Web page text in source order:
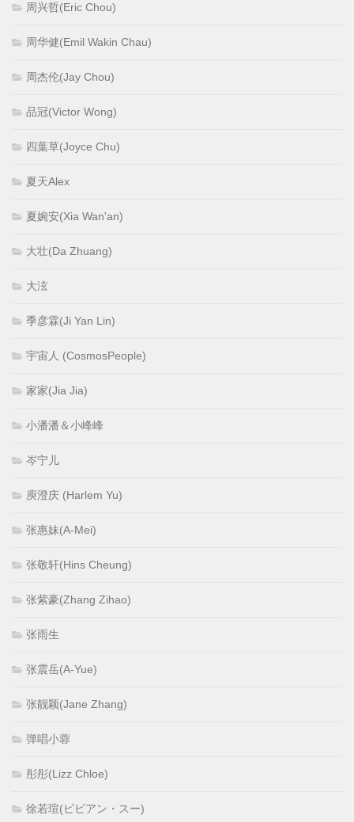
周兴哲(Eric Chou)
周华健(Emil Wakin Chau)
周杰伦(Jay Chou)
品冠(Victor Wong)
四葉草(Joyce Chu)
夏天Alex
夏婉安(Xia Wan'an)
大壮(Da Zhuang)
大泫
季彦霖(Ji Yan Lin)
宇宙人 (CosmosPeople)
家家(Jia Jia)
小潘潘＆小峰峰
岑宁儿
庾澄庆 (Harlem Yu)
张惠妹(A-Mei)
张敬轩(Hins Cheung)
张紫豪(Zhang Zihao)
张雨生
张震岳(A-Yue)
张靓颖(Jane Zhang)
弹唱小蓉
彤彤(Lizz Chloe)
徐若瑄(ビビアン・スー)